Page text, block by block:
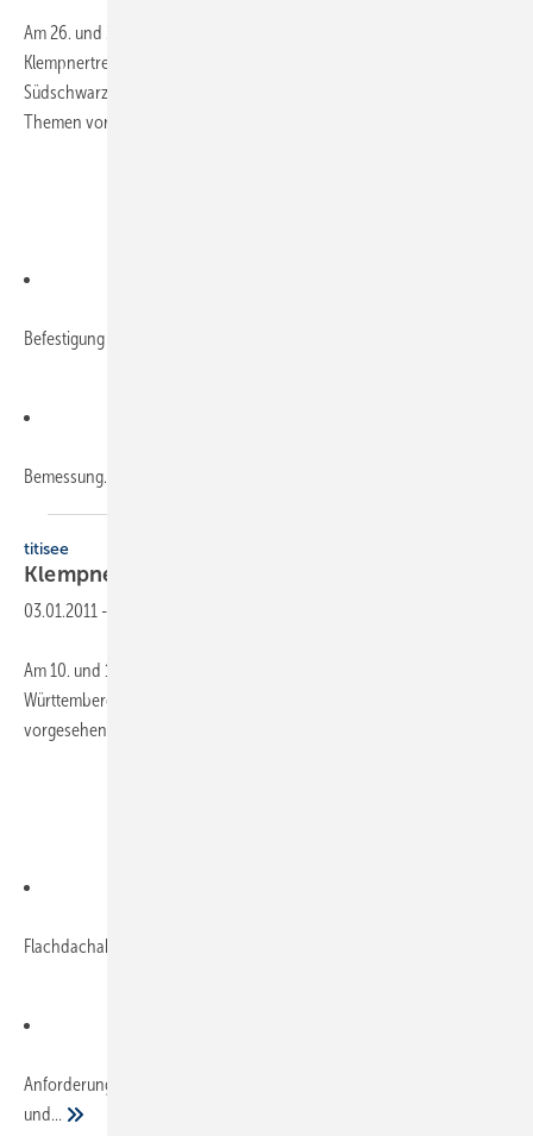
Am 26. und 27. Januar 2012 veranstaltet der Fachverband den 16.
Klempnertreff Baden-Württemberg in Titisee, im winterlichen
Südschwarzwald. Bei der Veranstaltung sind folgende aktuelle
Themen vorgesehen:
Befestigung von Solaranlagen auf Metalldächern
Bemessung...
titisee
Klempnertreff im
03.01.2011 -
Am 10. und 11. Februar 2011 findet der 15. Klempnertreff Baden-
Württemberg in Titisee statt. Referate zu folgenden Themen sind
vorgesehen:
Flachdachabdeckung mit integrierter Photovoltaik
Anforderung an die Versickerung von Regenwasser von Zink-
und...